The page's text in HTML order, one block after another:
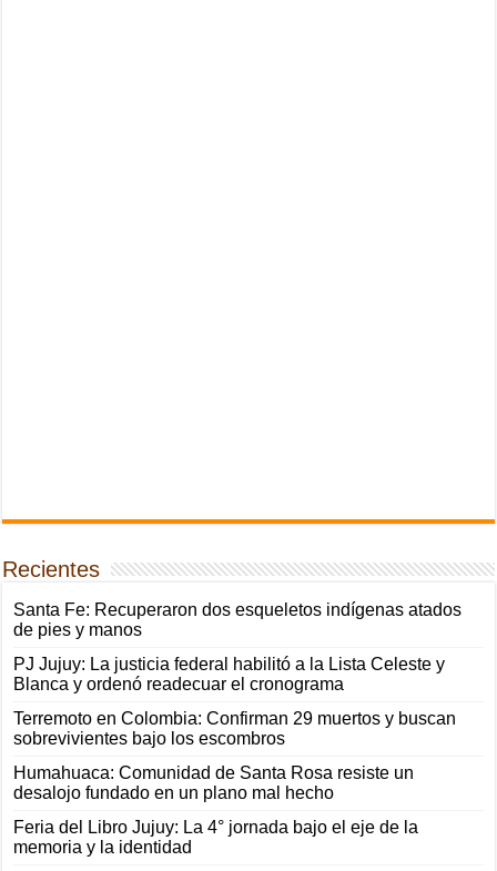
Recientes
Santa Fe: Recuperaron dos esqueletos indígenas atados
de pies y manos
PJ Jujuy: La justicia federal habilitó a la Lista Celeste y
Blanca y ordenó readecuar el cronograma
Terremoto en Colombia: Confirman 29 muertos y buscan
sobrevivientes bajo los escombros
Humahuaca: Comunidad de Santa Rosa resiste un
desalojo fundado en un plano mal hecho
Feria del Libro Jujuy: La 4° jornada bajo el eje de la
memoria y la identidad